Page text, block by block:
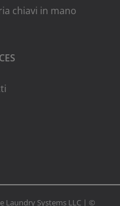
chiavi in mano
Laundry Systems LLC | ©